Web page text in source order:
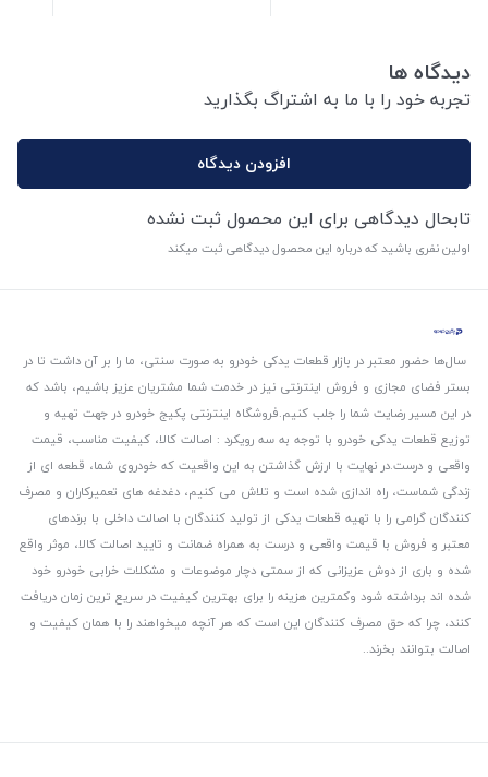
دیدگاه ها
تجربه خود را با ما به اشتراگ بگذارید
افزودن دیدگاه
تابحال دیدگاهی برای این محصول ثبت نشده
اولین نفری باشید که درباره این محصول دیدگاهی ثبت میکند
سال‌ها حضور معتبر در بازار قطعات یدکی خودرو به صورت سنتی، ما را بر آن داشت تا در
بستر فضای مجازی و فروش اینترنتی نیز در خدمت شما مشتریان عزیز باشیم، باشد که
در این مسیر رضایت شما را جلب کنیم.فروشگاه اینترنتی پکیج خودرو در جهت تهیه و
توزیع قطعات یدکی خودرو با توجه به سه رویکرد : اصالت کالا، کیفیت مناسب، قیمت
واقعی و درست.در نهایت با ارزش گذاشتن به این واقعیت که خودروی شما، قطعه ای از
زندگی شماست، راه اندازی شده است و تلاش می کنیم، دغدغه های تعمیرکاران و مصرف
کنندگان گرامی را با تهیه قطعات یدکی از تولید کنندگان با اصالت داخلی با برندهای
معتبر و فروش با قیمت واقعی و درست به همراه ضمانت و تایید اصالت کالا، موثر واقع
شده و باری از دوش عزیزانی که از سمتی دچار موضوعات و مشکلات خرابی خودرو خود
شده اند برداشته شود و‌کمترین هزینه را برای بهترین کیفیت در سریع ترین زمان دریافت
کنند، چرا که حق مصرف کنندگان این است که هر آنچه میخواهند را با همان کیفیت و
اصالت بتوانند بخرند..